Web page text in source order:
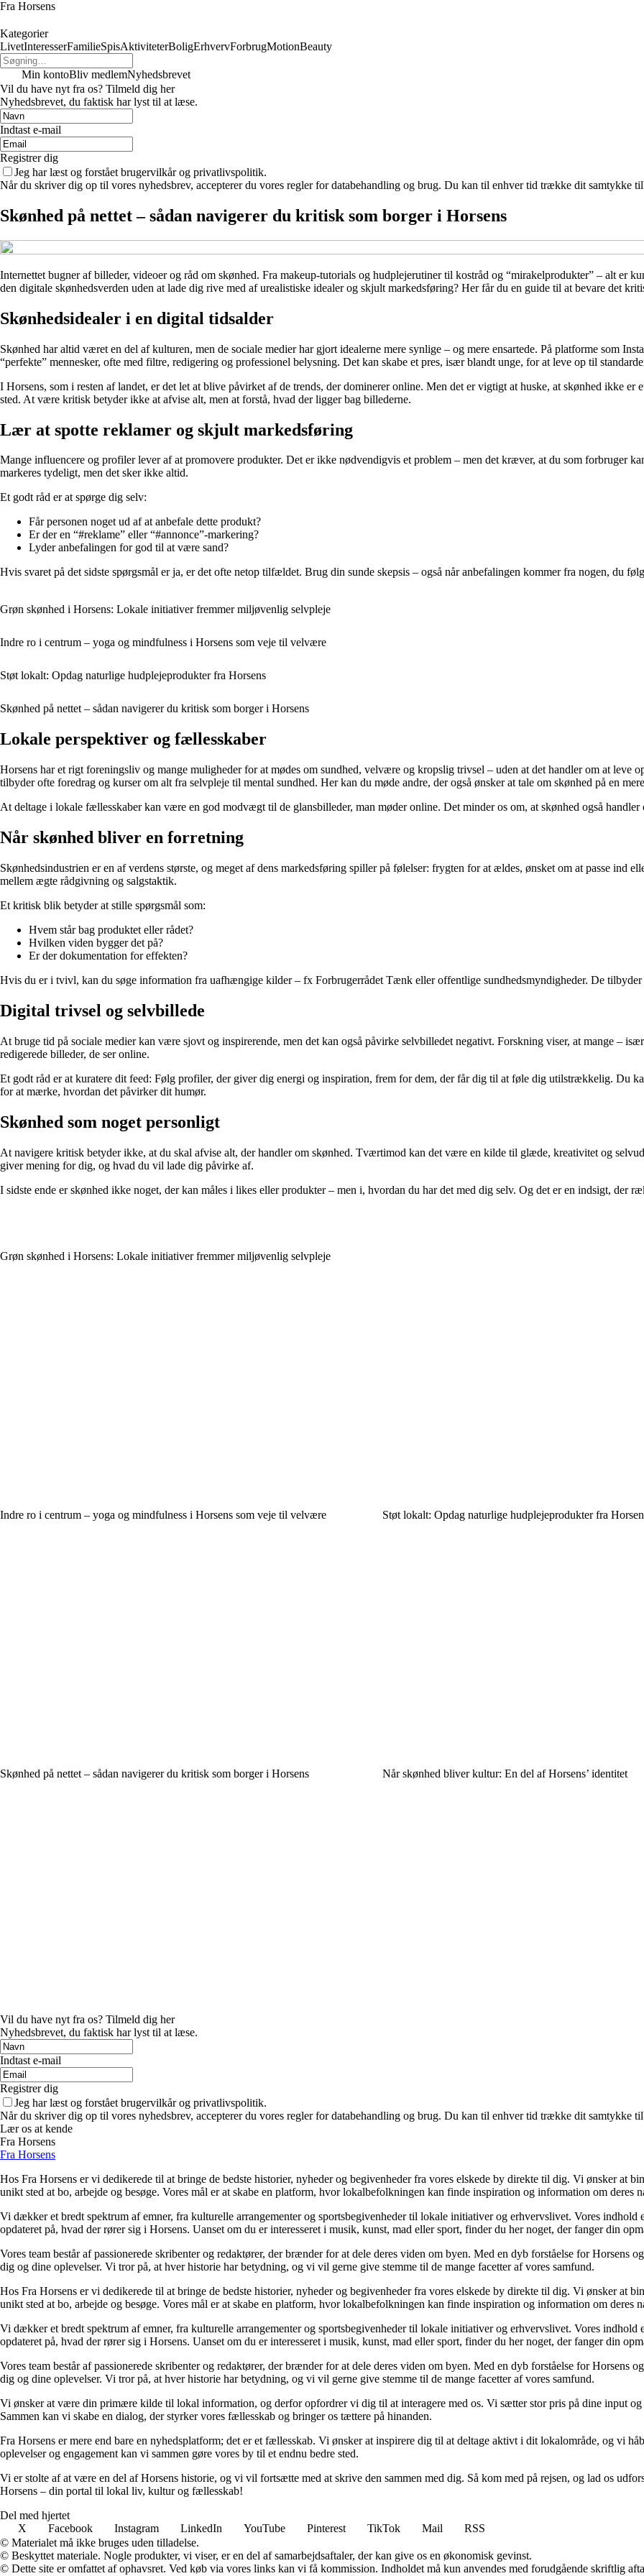
Fra Horsens
Kategorier
LivetInteresserFamilieSpisAktiviteterBoligErhvervForbrugMotionBeauty
Min kontoBliv medlemNyhedsbrevet
Vil du have nyt fra os? Tilmeld dig her
Nyhedsbrevet, du faktisk har lyst til at læse.
Indtast e-mail
Registrer dig
Jeg har læst og forstået brugervilkår og privatlivspolitik.
Når du skriver dig op til vores nyhedsbrev, accepterer du vores regler for databehandling og brug. Du kan til enhver tid trække dit samtykke
Skønhed på nettet – sådan navigerer du kritisk som borger i Horsens
Internettet bugner af billeder, videoer og råd om skønhed. Fra makeup-tutorials og hudplejerutiner til kostråd og “mirakelprodukter” – alt er
den digitale skønhedsverden uden at lade dig rive med af urealistiske idealer og skjult markedsføring? Her får du en guide til at bevare det
Skønhedsidealer i en digital tidsalder
Skønhed har altid været en del af kulturen, men de sociale medier har gjort idealerne mere synlige – og mere ensartede. På platforme som
“perfekte” mennesker, ofte med filtre, redigering og professionel belysning. Det kan skabe et pres, især blandt unge, for at leve op til
I Horsens, som i resten af landet, er det let at blive påvirket af de trends, der dominerer online. Men det er vigtigt at huske, at skønhed ikke
sted. At være kritisk betyder ikke at afvise alt, men at forstå, hvad der ligger bag billederne.
Lær at spotte reklamer og skjult markedsføring
Mange influencere og profiler lever af at promovere produkter. Det er ikke nødvendigvis et problem – men det kræver, at du som forbruger
markeres tydeligt, men det sker ikke altid.
Et godt råd er at spørge dig selv:
Får personen noget ud af at anbefale dette produkt?
Er der en “#reklame” eller “#annonce”-markering?
Lyder anbefalingen for god til at være sand?
Hvis svaret på det sidste spørgsmål er ja, er det ofte netop tilfældet. Brug din sunde skepsis – også når anbefalingen kommer fra nogen, du
Grøn skønhed i Horsens: Lokale initiativer fremmer miljøvenlig selvpleje
Indre ro i centrum – yoga og mindfulness i Horsens som veje til velvære
Støt lokalt: Opdag naturlige hudplejeprodukter fra Horsens
Skønhed på nettet – sådan navigerer du kritisk som borger i Horsens
Lokale perspektiver og fællesskaber
Horsens har et rigt foreningsliv og mange muligheder for at mødes om sundhed, velvære og kropslig trivsel – uden at det handler om at leve
tilbyder ofte foredrag og kurser om alt fra selvpleje til mental sundhed. Her kan du møde andre, der også ønsker at tale om skønhed på en
At deltage i lokale fællesskaber kan være en god modvægt til de glansbilleder, man møder online. Det minder os om, at skønhed også
Når skønhed bliver en forretning
Skønhedsindustrien er en af verdens største, og meget af dens markedsføring spiller på følelser: frygten for at ældes, ønsket om at passe ind
mellem ægte rådgivning og salgstaktik.
Et kritisk blik betyder at stille spørgsmål som:
Hvem står bag produktet eller rådet?
Hvilken viden bygger det på?
Er der dokumentation for effekten?
Hvis du er i tvivl, kan du søge information fra uafhængige kilder – fx Forbrugerrådet Tænk eller offentlige sundhedsmyndigheder. De tilbyder
Digital trivsel og selvbillede
At bruge tid på sociale medier kan være sjovt og inspirerende, men det kan også påvirke selvbilledet negativt. Forskning viser, at mange –
redigerede billeder, de ser online.
Et godt råd er at kuratere dit feed: Følg profiler, der giver dig energi og inspiration, frem for dem, der får dig til at føle dig utilstrækkelig. Du
for at mærke, hvordan det påvirker dit humør.
Skønhed som noget personligt
At navigere kritisk betyder ikke, at du skal afvise alt, der handler om skønhed. Tværtimod kan det være en kilde til glæde, kreativitet og
giver mening for dig, og hvad du vil lade dig påvirke af.
I sidste ende er skønhed ikke noget, der kan måles i likes eller produkter – men i, hvordan du har det med dig selv. Og det er en indsigt, der
Grøn skønhed i Horsens: Lokale initiativer fremmer miljøvenlig selvpleje
Indre ro i centrum – yoga og mindfulness i Horsens som veje til velvære Støt lokalt: Opdag naturlige hudplejeprodukter fra
Skønhed på nettet – sådan navigerer du kritisk som borger i Horsens Når skønhed bliver kultur: En del af Horsens’ identitet
Vil du have nyt fra os? Tilmeld dig her
Nyhedsbrevet, du faktisk har lyst til at læse.
Indtast e-mail
Registrer dig
Jeg har læst og forstået brugervilkår og privatlivspolitik.
Når du skriver dig op til vores nyhedsbrev, accepterer du vores regler for databehandling og brug. Du kan til enhver tid trække dit samtykke
Lær os at kende
Fra Horsens
Fra Horsens
Hos Fra Horsens er vi dedikerede til at bringe de bedste historier, nyheder og begivenheder fra vores elskede by direkte til dig. Vi ønsker at
unikt sted at bo, arbejde og besøge. Vores mål er at skabe en platform, hvor lokalbefolkningen kan finde inspiration og information om deres
Vi dækker et bredt spektrum af emner, fra kulturelle arrangementer og sportsbegivenheder til lokale initiativer og erhvervslivet. Vores indhold
opdateret på, hvad der rører sig i Horsens. Uanset om du er interesseret i musik, kunst, mad eller sport, finder du her noget, der fanger din
Vores team består af passionerede skribenter og redaktører, der brænder for at dele deres viden om byen. Med en dyb forståelse for Horsens
dig og dine oplevelser. Vi tror på, at hver historie har betydning, og vi vil gerne give stemme til de mange facetter af vores samfund.
Hos Fra Horsens er vi dedikerede til at bringe de bedste historier, nyheder og begivenheder fra vores elskede by direkte til dig. Vi ønsker at
unikt sted at bo, arbejde og besøge. Vores mål er at skabe en platform, hvor lokalbefolkningen kan finde inspiration og information om deres
Vi dækker et bredt spektrum af emner, fra kulturelle arrangementer og sportsbegivenheder til lokale initiativer og erhvervslivet. Vores indhold
opdateret på, hvad der rører sig i Horsens. Uanset om du er interesseret i musik, kunst, mad eller sport, finder du her noget, der fanger din
Vores team består af passionerede skribenter og redaktører, der brænder for at dele deres viden om byen. Med en dyb forståelse for Horsens
dig og dine oplevelser. Vi tror på, at hver historie har betydning, og vi vil gerne give stemme til de mange facetter af vores samfund.
Vi ønsker at være din primære kilde til lokal information, og derfor opfordrer vi dig til at interagere med os. Vi sætter stor pris på dine input
Sammen kan vi skabe en dialog, der styrker vores fællesskab og bringer os tættere på hinanden.
Fra Horsens er mere end bare en nyhedsplatform; det er et fællesskab. Vi ønsker at inspirere dig til at deltage aktivt i dit lokalområde, og vi
oplevelser og engagement kan vi sammen gøre vores by til et endnu bedre sted.
Vi er stolte af at være en del af Horsens historie, og vi vil fortsætte med at skrive den sammen med dig. Så kom med på rejsen, og lad os
Horsens – din portal til lokal liv, kultur og fællesskab!
Del med hjertet
X
Facebook Instagram LinkedIn YouTube Pinterest TikTok Mail
RSS
© Materialet må ikke bruges uden tilladelse.
© Beskyttet materiale. Nogle produkter, vi viser, er en del af samarbejdsaftaler, der kan give os en økonomisk gevinst.
© Dette site er omfattet af ophavsret. Ved køb via vores links kan vi få kommission. Indholdet må kun anvendes med forudgående skriftlig